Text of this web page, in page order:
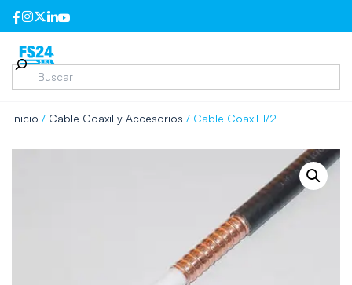
Inicio / Cable Coaxil y Accesorios / Cable Coaxil 1/2